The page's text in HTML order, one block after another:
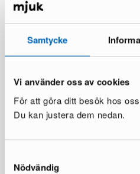
Samtycke
Vi använder oss av cookies
För att göra ditt besök hos
Du kan justera dem nedan.
Nödvändig
Arper Duna 02 stol
Du sparar 557 €